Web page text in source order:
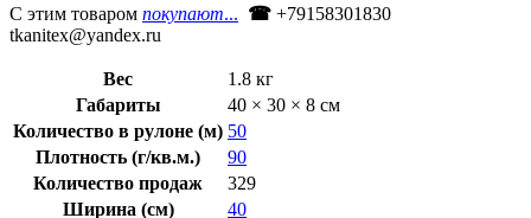
С этим товаром покупают... ☎ +79158301830
tkanitex@yandex.ru
Вес
1.8 кг
Габариты
40 × 30 × 8 см
Количество в рулоне (м) 50
Плотность (г/кв.м.)
90
Количество продаж
329
Ширина (см)
40